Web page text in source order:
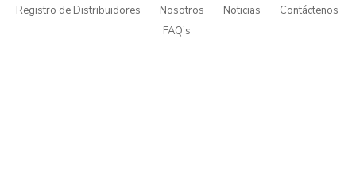
Registro de Distribuidores Nosotros Noticias
Contáctenos
FAQ’s